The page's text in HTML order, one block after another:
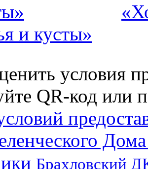
и кусты»
условия
QR-код или
Брахловский